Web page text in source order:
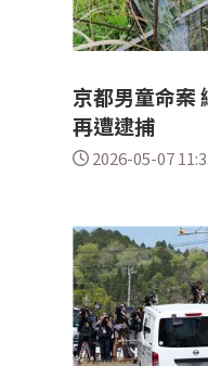
京都男童命案
再遭逮捕
2026-05-07